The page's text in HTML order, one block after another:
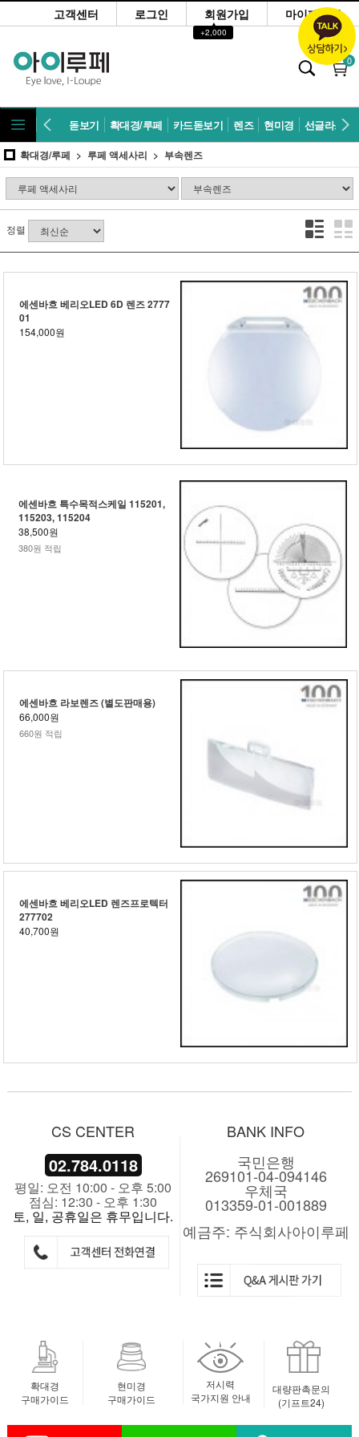
고객센터 로그인 회원가입
▲
+2,000
마이페이지
0
돋보기 확대경/루페 카드돋보기 렌즈 현미경 선글라스
확대경/루페 루페 액세사리 부속렌즈
정렬
에센바흐 베리오LED 6D 렌즈 2777
01
154,000원
에센바흐 특수목적스케일 115201,
115203, 115204
38,500원
380원 적립
에센바흐 라보렌즈 (별도판매용)
66,000원
660원 적립
에센바흐 베리오LED 렌즈프로텍터
277702
40,700원
CS CENTER
02.784.0118
평일: 오전 10:00 - 오후 5:00
점심: 12:30 - 오후 1:30
토, 일, 공휴일은 휴무입니다.
BANK INFO
국민은행
269101-04-094146
우체국
013359-01-001889
예금주: 주식회사아이루페
확대경
구매가이드
현미경
구매가이드
저시력
국가지원 안내
대량판촉문의
(기프트24)